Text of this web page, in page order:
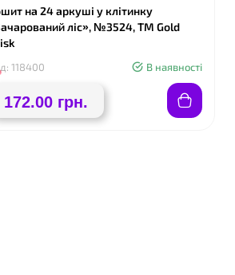
на 24 аркуші у клітинку
ліс», №3524, ТМ Gold
118400 В наявності
172.00 грн.